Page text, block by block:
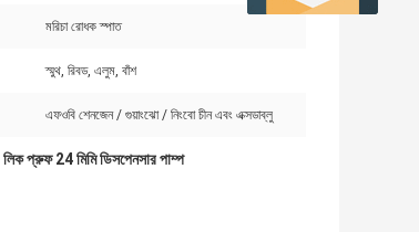
মরিচা রোধক স্পাত
স্মুথ, রিবড, এলুম, বাঁশ
এফওবি শেনজেন / গুয়াংঝো / নিংবো চীন এবং এক্সডাব্লু
লিক প্রুফ 24 মিমি ডিসপেনসার পাম্প